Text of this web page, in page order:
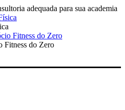
adequada para sua academia
Fitness do Zero